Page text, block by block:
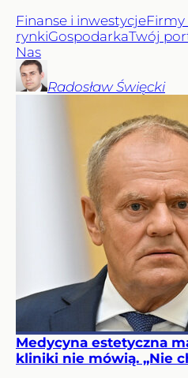
Finanse i inwestycjeFirmy
rynkiGospodarkaTwój
Nas
Radosław Święcki
Medycyna estetyczna
kliniki nie mówią. „Nie